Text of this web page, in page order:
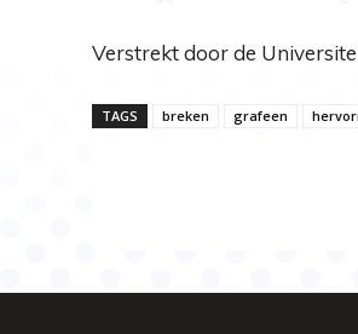
Verstrekt door de
TAGS breken grafeen